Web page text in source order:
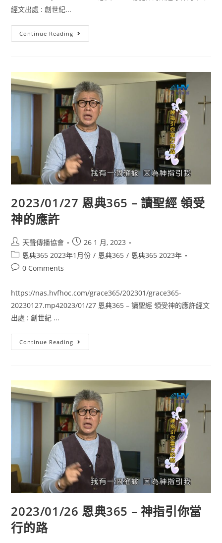
經文出處 : 創世紀...
Continue Reading
2023/01/27 恩典365 – 讀聖經 領受
神的應許
天聲傳播協會
26 1 月, 2023
恩典365 2023年1月份 / 恩典365 / 恩典365 2023年
0 Comments
https://nas.hvfhoc.com/grace365/202301/grace365-
20230127.mp42023/01/27 恩典365 – 讀聖經 領受神的應許經文
出處 : 創世紀 ...
Continue Reading
2023/01/26 恩典365 – 神指引你當
行的路